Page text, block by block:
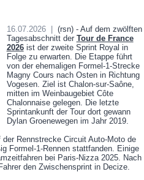
16.07.2026 |
(rsn) - Auf dem zwölften
Tagesabschnitt der Tour de France
2026ist der zweite Sprint Royal in
Folge zu erwarten. Die Etappe führt
von der ehemaligen Formel-1-Strecke
Magny Cours nach Osten in Richtung
Vogesen. Ziel ist Chalon-sur-Saône,
mitten im Weinbaugebiet Côte
Chalonnaise gelegen. Die letzte
Sprintankunft der Tour dort gewann
Dylan Groenewegen im Jahr 2019.
Rennstrecke Circuit Auto-Moto de
Formel-1-Rennen stattfanden. Einige
bei Paris-Nizza 2025. Nach
den Zwischensprint in Decize.